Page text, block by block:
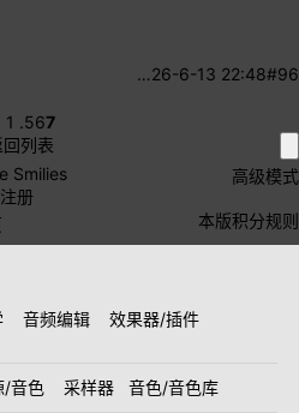
#96
26-6-13 22:48
…
1 .567
回列表
高级模式
Smilies
注册
本版积分规则
音频编辑
效果器/插件
/音色 采样器 音色/音色库